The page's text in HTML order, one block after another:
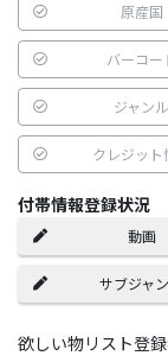
原産国
バーコー
ジャンル
クレジット
付帯情報登録状況
動画
サブジャ
欲しい物リスト登録